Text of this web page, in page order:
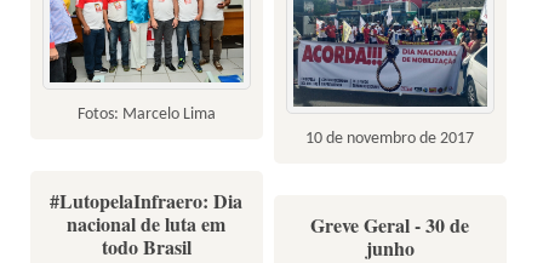
Fotos: Marcelo Lima
10 de novembro de 2017
#LutopelaInfraero: Dia
nacional de luta em
todo Brasil
Greve Geral - 30 de
junho